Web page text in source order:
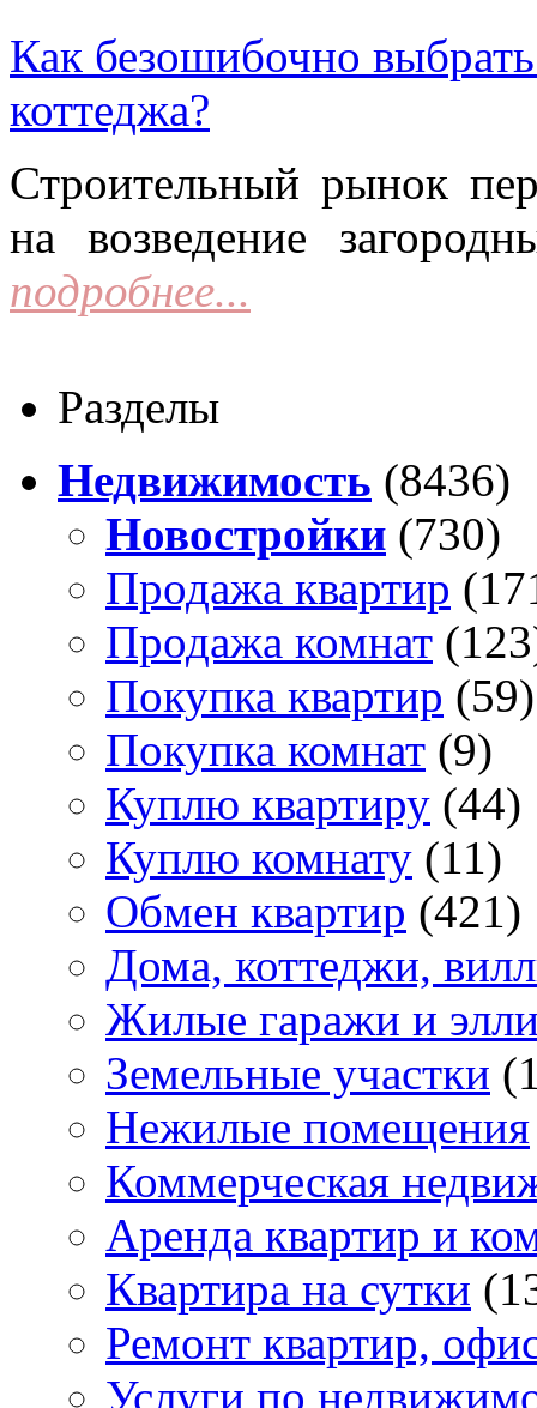
Как безошибочно
коттеджа?
Строительный рынок
на возведение
подробнее...
Разделы
Недвижимость (8436)
Новостройки (730)
Продажа квартир
Продажа комнат
Покупка квартир (59)
Покупка комнат (9)
Куплю квартиру (44)
Куплю комнату (11)
Обмен квартир (421)
Дома, коттеджи,
Жилые гаражи и
Земельные участки
Нежилые помещения
Коммерческая
Аренда квартир и
Квартира на сутки
Ремонт квартир,
Услуги по